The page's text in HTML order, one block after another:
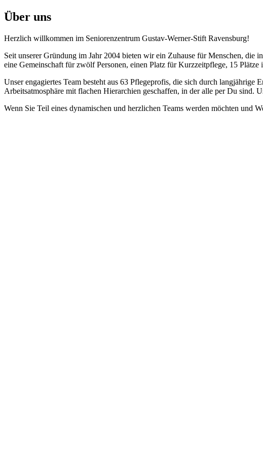
Über uns
Herzlich willkommen im Seniorenzentrum Gustav-Werner-Stift Ravensburg!
Seit unserer Gründung im Jahr 2004 bieten wir ein Zuhause für Menschen, die
eine Gemeinschaft für zwölf Personen, einen Platz für Kurzzeitpflege, 15
Unser engagiertes Team besteht aus 63 Pflegeprofis, die sich durch
Arbeitsatmosphäre mit flachen Hierarchien geschaffen, in der alle per Du sind.
Wenn Sie Teil eines dynamischen und herzlichen Teams werden möchten und